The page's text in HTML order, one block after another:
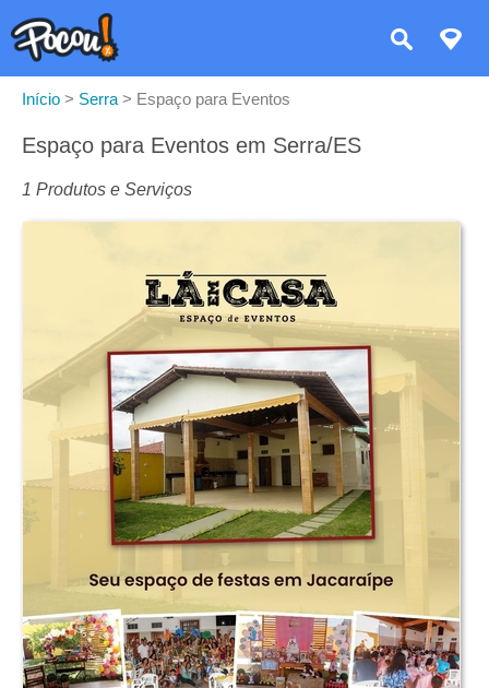
Início > Serra > Espaço para Eventos
Espaço para Eventos em Serra/ES
1 Produtos e Serviços